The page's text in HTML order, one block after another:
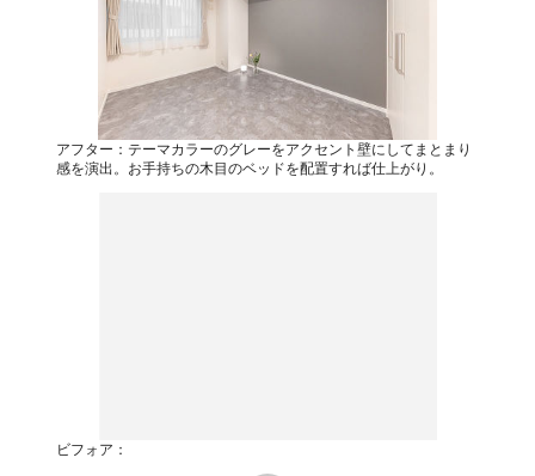
アフター：テーマカラーのグレーをアクセント壁にしてまとまり
感を演出。お手持ちの木目のベッドを配置すれば仕上がり。
ビフォア：